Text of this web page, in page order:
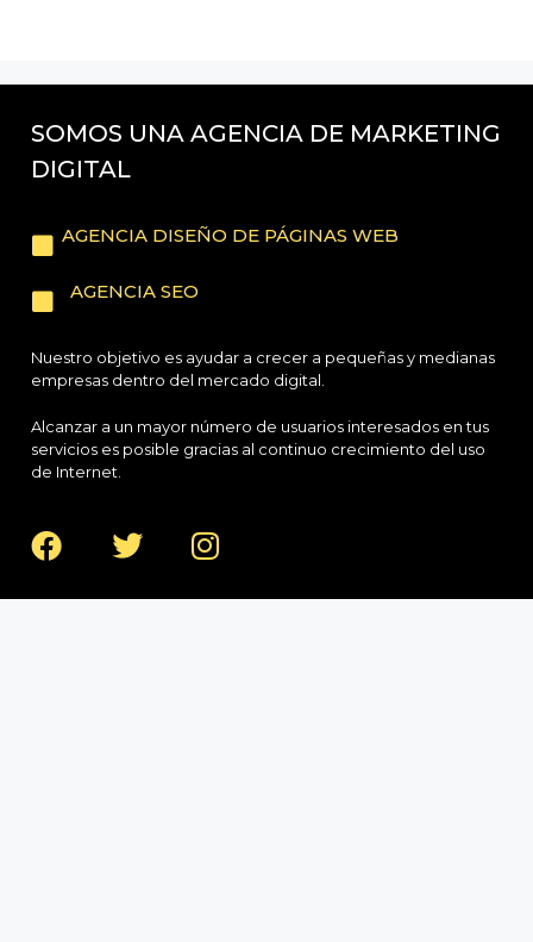
SOMOS UNA AGENCIA DE MARKETING
DIGITAL
AGENCIA DISEÑO DE PÁGINAS WEB
AGENCIA SEO
Nuestro objetivo es ayudar a crecer a pequeñas y medianas
empresas dentro del mercado digital.
Alcanzar a un mayor número de usuarios interesados en tus
servicios es posible gracias al continuo crecimiento del uso
de Internet.